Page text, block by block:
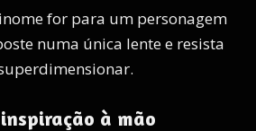
for para um personagem
numa única lente e resista
à mão